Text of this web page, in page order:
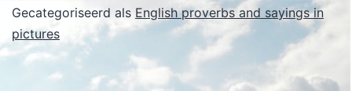
Gecategoriseerd als English proverbs and sayings in
pictures